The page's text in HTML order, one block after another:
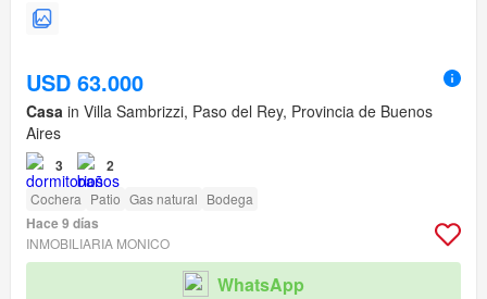
USD 63.000
Casa in Villa Sambrizzi, Paso del Rey, Provincia de Buenos
Aires
3 2
Cochera Patio Gas natural Bodega
Hace 9 días
INMOBILIARIA MONICO
WhatsApp